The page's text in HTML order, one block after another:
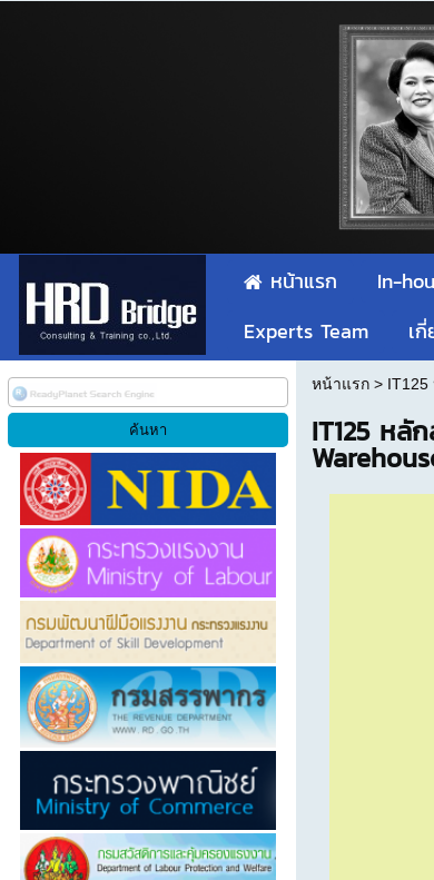
หน้าแรก In-
Experts Team
เ
หน้าแรก> IT125
IT125 หลั